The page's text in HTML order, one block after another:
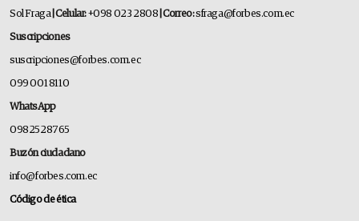
Sol Fraga | Celular:+098 023 2808 | Correo:sfraga@forbes.com.ec
Suscripciones
suscripciones@forbes.com.ec
099 001 8110
WhatsApp
0982528765
Buzón ciudadano
info@forbes.com.ec
Código de ética